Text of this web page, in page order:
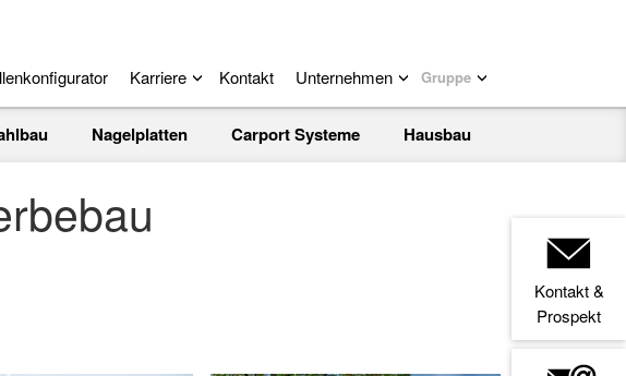
Kontakt &
Prospekt
Karriere Kontakt Unternehmen Gruppe
Nagelplatten Carport Systeme Hausbau